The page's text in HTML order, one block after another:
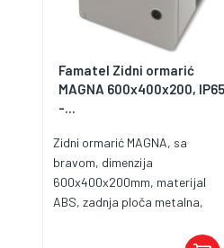
Famatel Zidni ormarić
MAGNA 600x400x200, IP65
-...
Zidni ormarić MAGNA, sa
bravom, dimenzija
600x400x200mm, materijal
ABS, zadnja ploča metalna,